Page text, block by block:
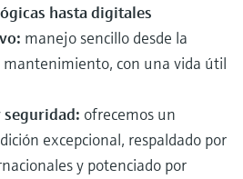
hasta digitales
manejo sencillo desde la
mantenimiento, con una vida útil
ofrecemos un
excepcional, respaldado por
y potenciado por